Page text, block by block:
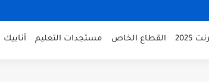
القطاع الخاص مستجدات التعليم أنابيك